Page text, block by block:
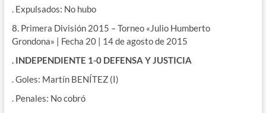
. Expulsados: No hubo
8. Primera División 2015 – Torneo «Julio Humberto
Grondona» | Fecha 20 | 14 de agosto de 2015
. INDEPENDIENTE 1-0 DEFENSA Y JUSTICIA
. Goles: Martín BENÍTEZ (I)
. Penales: No cobró